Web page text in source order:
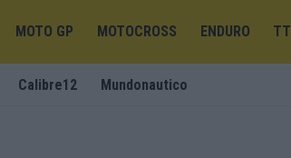
MOTO GP MOTOCROSS ENDURO TT
Calibre12 Mundonautico